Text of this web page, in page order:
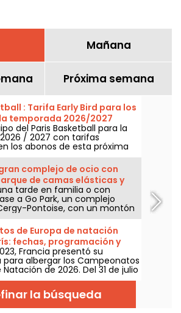
Mañana
Próxima semana
: Tarifa Early Bird para los
temporada 2026/2027
del Paris Basketball para la
/ 2027 con tarifas
los abonos de esta próxima
se presenta prometedora.
europeos de prestigio,
XXL y un ambiente de locura,
qué es el evento deportivo y
te puedes perder.
complejo de ocio con
de camas elásticas y
Pontoise
tarde en familia o con
a Go Park, un complejo
Pontoise, con un montón
para elegir. Paintball, parque
lucha de sumo, fútbol
burbujas: ¡lo pasarás en
de Europa de natación
fechas, programación y
que saber sobre la
Francia presentó su
albergar los Campeonatos
de 2026. Del 31 de julio
el Centro Acuático Olímpico
apoyar a nuestros
tienes toda la información
sobre la competición y
la búsqueda